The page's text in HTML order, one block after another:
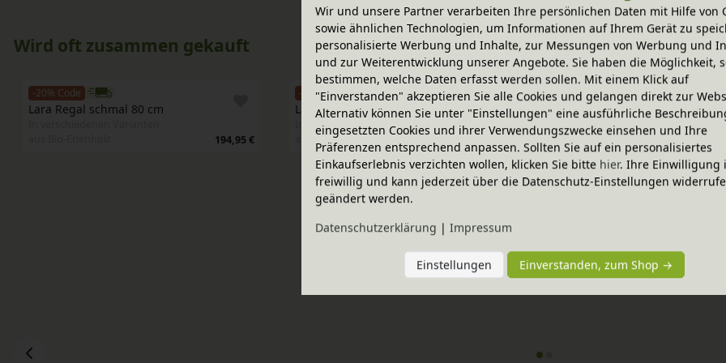
Wird oft zusammen gekauft
-20% Code
Lara Regal schmal 80 cm
194,95 €
-20% Code
Lara Regal breit 160 cm
In verschiedenen Varianten
aus Bio-Erlenholz
399,95 €
-20% Code
Lara Regaltür rechts/links Erle
In verschiedenen Varianten
aus Bio-Erlenholz
Wir und unsere Partner verarbeiten Ihre persönlichen Daten mit Hilfe von
sowie ähnlichen Technologien, um Informationen auf Ihrem Gerät zu
personalisierte Werbung und Inhalte, zur Messungen von Werbung und
und zur Weiterentwicklung unserer Angebote. Sie haben die Möglichkeit,
bestimmen, welche Daten erfasst werden sollen. Mit einem Klick auf
"Einverstanden" akzeptieren Sie alle Cookies und gelangen direkt zur
Alternativ können Sie unter "Einstellungen" eine ausführliche
eingesetzten Cookies und ihrer Verwendungszwecke einsehen und Ihre
Präferenzen entsprechend anpassen. Sollten Sie auf ein personalisiertes
Einkaufserlebnis verzichten wollen, klicken Sie bitte hier. Ihre Einwilligung
freiwillig und kann jederzeit über die Datenschutz-Einstellungen
geändert werden.
Daten­schutz­erklärung | Impressum
Einstellungen Einverstanden, zum Shop →